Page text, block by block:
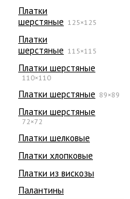
Платки
шерстяные 125×125
Платки
шерстяные 115×115
Платки шерстяные
110×110
Платки шерстяные 89×89
Платки шерстяные
72×72
Платки шелковые
Платки хлопковые
Платки из вискозы
Палантины